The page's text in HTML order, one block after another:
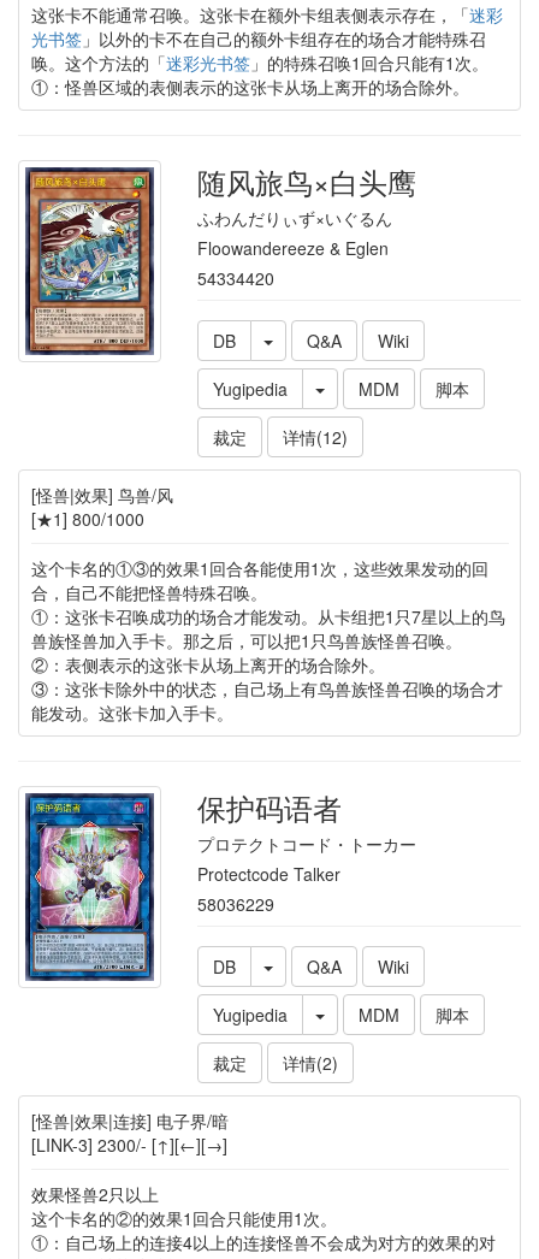
这张卡不能通常召唤。这张卡在额外卡组表侧表示存在，「迷彩
光书签」以外的卡不在自己的额外卡组存在的场合才能特殊召
唤。这个方法的「迷彩光书签」的特殊召唤1回合只能有1次。
①：怪兽区域的表侧表示的这张卡从场上离开的场合除外。
随风旅鸟×白头鹰
ふわんだりぃず×いぐるん
Floowandereeze & Eglen
54334420
DB Q&A
Wiki
Yugipedia
MDM
脚本
裁定
详情(12)
[怪兽|效果] 鸟兽/风
[★1] 800/1000
这个卡名的①③的效果1回合各能使用1次，这些效果发动的回
合，自己不能把怪兽特殊召唤。
①：这张卡召唤成功的场合才能发动。从卡组把1只7星以上的鸟
兽族怪兽加入手卡。那之后，可以把1只鸟兽族怪兽召唤。
②：表侧表示的这张卡从场上离开的场合除外。
③：这张卡除外中的状态，自己场上有鸟兽族怪兽召唤的场合才
能发动。这张卡加入手卡。
保护码语者
プロテクトコード・トーカー
Protectcode Talker
58036229
DB Q&A
Wiki
Yugipedia
MDM
脚本
裁定
详情(2)
[怪兽|效果|连接] 电子界/暗
[LINK-3] 2300/- [↑][←][→]
效果怪兽2只以上
这个卡名的②的效果1回合只能使用1次。
①：自己场上的连接4以上的连接怪兽不会成为对方的效果的对